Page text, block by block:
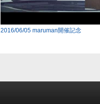
2016/06/05 maruman開催記念